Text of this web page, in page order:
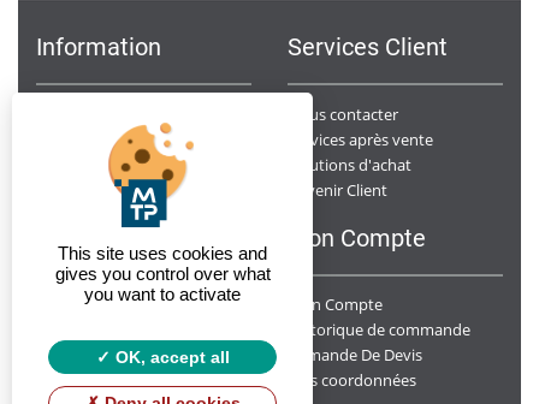
Information
Points de ventes
Données Personnelles
Services Client
Nous contacter
Services après vente
Solutions d'achat
Devenir Client
Y a t-il un suivi des chantiers ?
Quelle est la disponibilité de vos produits ?
Mon Compte
Mon Compte
Historique de commande
Demande De Devis
Mes coordonnées
This site uses cookies and
gives you control over what
you want to activate
OK, accept all